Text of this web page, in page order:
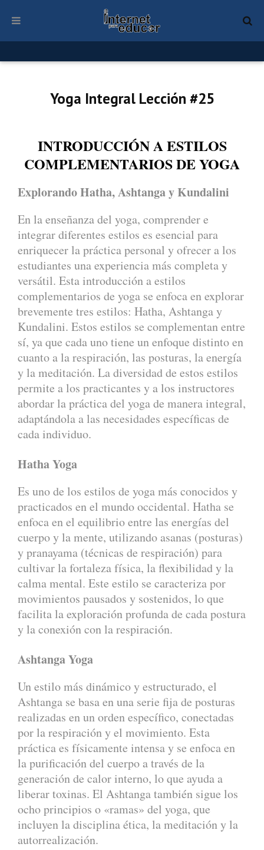
Yoga Integral Lección #25
INTRODUCCIÓN A ESTILOS
COMPLEMENTARIOS DE YOGA
Explorando Hatha, Ashtanga y Kundalini
En la enseñanza del yoga, comprender e
integrar diferentes estilos es esencial para
enriquecer la práctica personal y ofrecer a los
estudiantes una experiencia más completa y
versátil. Esta introducción a estilos
complementarios de yoga se enfoca en explorar
brevemente tres estilos: Hatha, Ashtanga y
Kundalini. Estos estilos se complementan entre
sí, ya que cada uno tiene un enfoque distinto en
cuanto a la respiración, las posturas, la energía
y la meditación. La diversidad de estos estilos
permite a los practicantes y a los instructores
abordar la práctica del yoga de manera integral,
adaptándola a las necesidades específicas de
cada individuo.
Hatha Yoga
Es uno de los estilos de yoga más conocidos y
practicados en el mundo occidental. Hatha se
enfoca en el equilibrio entre las energías del
cuerpo y la mente, utilizando asanas (posturas)
y pranayama (técnicas de respiración) para
cultivar la fortaleza física, la flexibilidad y la
calma mental. Este estilo se caracteriza por
movimientos pausados y sostenidos, lo que
facilita la exploración profunda de cada postura
y la conexión con la respiración.
Ashtanga Yoga
Un estilo más dinámico y estructurado, el
Ashtanga se basa en una serie fija de posturas
realizadas en un orden específico, conectadas
por la respiración y el movimiento. Esta
práctica es físicamente intensa y se enfoca en
la purificación del cuerpo a través de la
generación de calor interno, lo que ayuda a
liberar toxinas. El Ashtanga también sigue los
ocho principios o «ramas» del yoga, que
incluyen la disciplina ética, la meditación y la
autorrealización.